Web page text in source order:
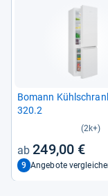
Bomann
320.2
(2k+)
249,00 €
9 Angebote